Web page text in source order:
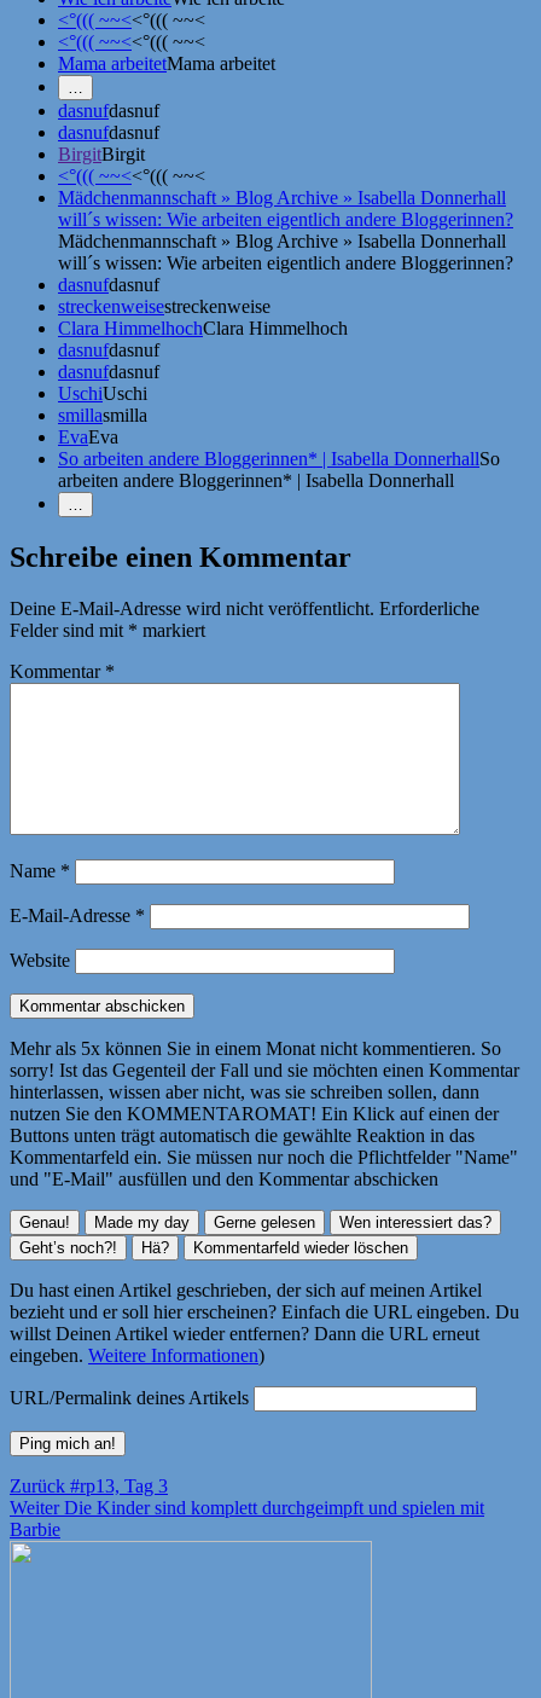
<°((( ~~<<°((( ~~<
<°((( ~~<<°((( ~~<
Mama arbeitetMama arbeitet
…
Erwähnungen
zeigen
dasnufdasnuf
dasnufdasnuf
BirgitBirgit
<°((( ~~<<°((( ~~<
Mädchenmannschaft » Blog Archive » Isabella Donnerhall
will´s wissen: Wie arbeiten eigentlich andere Bloggerinnen?
Mädchenmannschaft » Blog Archive » Isabella Donnerhall
will´s wissen: Wie arbeiten eigentlich andere Bloggerinnen?
dasnufdasnuf
streckenweisestreckenweise
Clara HimmelhochClara Himmelhoch
dasnufdasnuf
dasnufdasnuf
UschiUschi
smillasmilla
EvaEva
So arbeiten andere Bloggerinnen* | Isabella DonnerhallSo
arbeiten andere Bloggerinnen* | Isabella Donnerhall
…
Erwähnungen
Schreibe einen Kommentar
Deine E-Mail-Adresse wird nicht veröffentlicht. Erforderliche
Felder sind mit * markiert
Kommentar *
Name *
E-Mail-Adresse *
Website
Mehr als 5x können Sie in einem Monat nicht kommentieren. So
sorry! Ist das Gegenteil der Fall und sie möchten einen Kommentar
hinterlassen, wissen aber nicht, was sie schreiben sollen, dann
nutzen Sie den KOMMENTAROMAT! Ein Klick auf einen der
Buttons unten trägt automatisch die gewählte Reaktion in das
Kommentarfeld ein. Sie müssen nur noch die Pflichtfelder "Name"
und "E-Mail" ausfüllen und den Kommentar abschicken
Du hast einen Artikel geschrieben, der sich auf meinen Artikel
bezieht und er soll hier erscheinen? Einfach die URL eingeben. Du
willst Deinen Artikel wieder entfernen? Dann die URL erneut
eingeben. Weitere Informationen)
URL/Permalink deines Artikels
Beitragsnavigation
Zurück Vorheriger
Beitrag:
#rp13, Tag 3
Weiter Nächster
Die Kinder sind komplett durchgeimpft und spielen mit
Barbie